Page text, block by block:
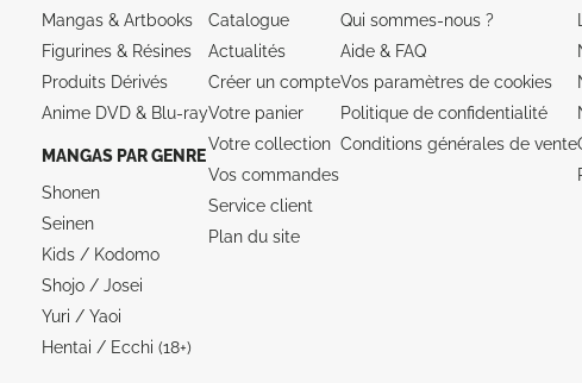
Mangas & Artbooks
Figurines & Résines
Produits Dérivés
Anime DVD & Blu‑ray
MANGAS PAR GENRE
Shonen
Seinen
Kids / Kodomo
Shojo / Josei
Yuri / Yaoi
Hentai / Ecchi (18+)
Catalogue
Actualités
Créer un compte
Votre panier
Votre collection
Vos commandes
Service client
Plan du site
Qui sommes-nous ?
Aide & FAQ
Vos paramètres de cookies
Politique de confidentialité
Conditions générales de vente